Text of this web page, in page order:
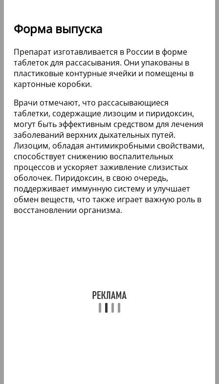
Форма выпуска
Препарат изготавливается в России в форме
таблеток для рассасывания. Они упакованы в
пластиковые контурные ячейки и помещены в
картонные коробки.
Врачи отмечают, что рассасывающиеся
таблетки, содержащие лизоцим и пиридоксин,
могут быть эффективным средством для лечения
заболеваний верхних дыхательных путей.
Лизоцим, обладая антимикробными свойствами,
способствует снижению воспалительных
процессов и ускоряет заживление слизистых
оболочек. Пиридоксин, в свою очередь,
поддерживает иммунную систему и улучшает
обмен веществ, что также играет важную роль в
восстановлении организма.